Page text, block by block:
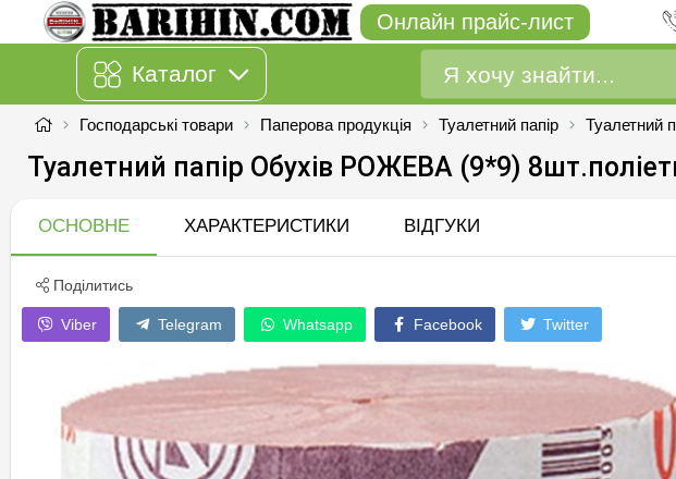
Онлайн прайс-лист
Каталог
Господарські товари Паперова продукція Туалетний папір Туалетний
Туалетний папір Обухів РОЖЕВА (9*9)
ОСНОВНЕ ХАРАКТЕРИСТИКИ ВІДГУКИ
Поділитись
Viber Telegram Whatsapp Facebook Twitter